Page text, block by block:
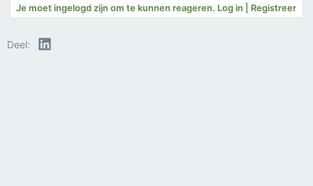
r
d
r
Je moet ingelogd zijn om te kunnen reageren. Log in | Registreer
Deel: LinkedIn